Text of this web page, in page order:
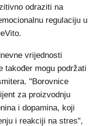
odraziti na
regulaciju u
vrijednosti
također mogu podržati
"Borovnice
za proizvodnju
i dopamina, koji
i reakciji na stres",